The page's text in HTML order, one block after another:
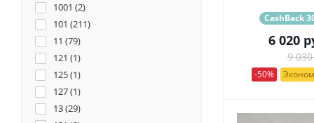
CashBack
6 020
9
-50%
Коралловый (
Кремовый (
Персиковый (
1001 (2)
101 (211)
11 (79)
121 (1)
125 (1)
127 (1)
13 (29)